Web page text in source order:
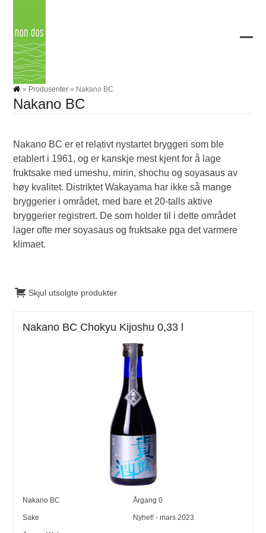
content
» Produsenter » Nakano BC
Nakano BC
Nakano BC er et relativt nystartet bryggeri som ble
etablert i 1961, og er kanskje mest kjent for å lage
fruktsake med umeshu, mirin, shochu og soyasaus av
høy kvalitet. Distriktet Wakayama har ikke så mange
bryggerier i området, med bare et 20-talls aktive
bryggerier registrert. De som holder til i dette området
lager ofte mer soyasaus og fruktsake pga det varmere
klimaet.
Skjul utsolgte produkter
Nakano BC Chokyu Kijoshu 0,33 l
Nakano BC Årgang 0
Sake Nyhet! - mars 2023